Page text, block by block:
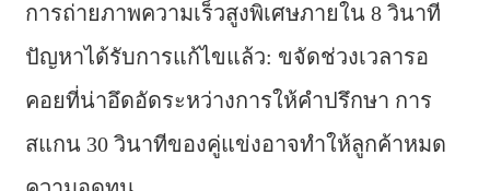
การถ่ายภาพความเร็วสูงพิเศษภายใน 8 วินาที
ปัญหาได้รับการแก้ไขแล้ว: ขจัดช่วงเวลารอ
คอยที่น่าอึดอัดระหว่างการให้คำปรึกษา การ
สแกน 30 วินาทีของคู่แข่งอาจทำให้ลูกค้าหมด